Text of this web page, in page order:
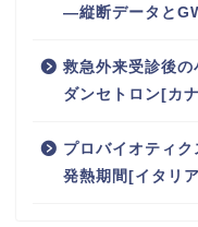
―縦断データと
救急外来受診後
ダンセトロン[カ
プロバイオティ
発熱期間[イタリ